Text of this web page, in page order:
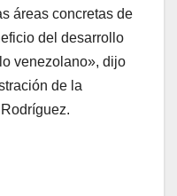
áreas concretas de
del desarrollo
venezolano», dijo
de la